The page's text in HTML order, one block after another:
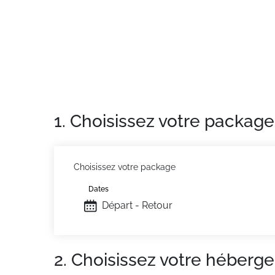
1. Choisissez votre package
Choisissez votre package
Départ - Retour
Dates
2. Choisissez votre